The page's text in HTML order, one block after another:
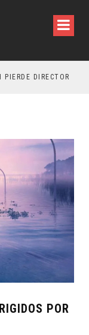
DIRECTOR
POR